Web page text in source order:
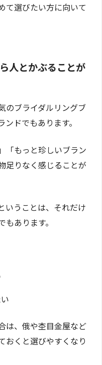
て選びたい方に向いて
人とかぶることが
のブライダルリングブ
ドでもあります。
「もっと珍しいブラン
足りなく感じることが
いうことは、それだけ
あります。
は、俄や杢目金屋など
おくと選びやすくなり